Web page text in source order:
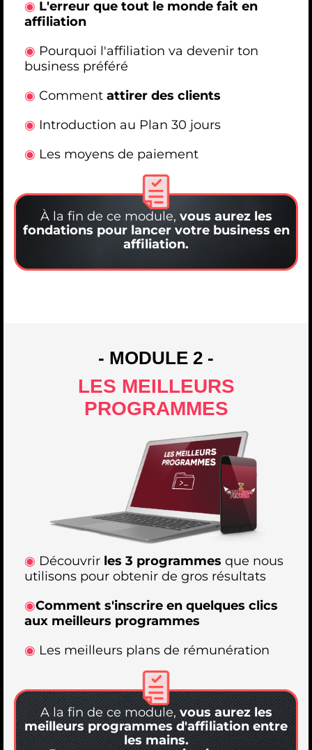
◉ L'erreur que tout le monde fait en
affiliation
◉ Pourquoi l'affiliation va devenir ton
business préféré
◉ Comment attirer des clients
◉ Introduction au Plan 30 jours
◉ Les moyens de paiement
À la fin de ce module, vous aurez les
fondations pour lancer votre business en
affiliation.
- MODULE 2 -
LES MEILLEURS
PROGRAMMES
◉ Découvrir les 3 programmes que nous
utilisons pour obtenir de gros résultats
◉Comment s'inscrire en quelques clics
aux meilleurs programmes
◉ Les meilleurs plans de rémunération
A la fin de ce module,vous aurez les
meilleurs programmes d'affiliation entre
les mains.